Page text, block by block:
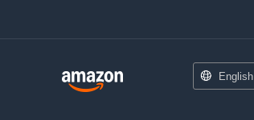
English